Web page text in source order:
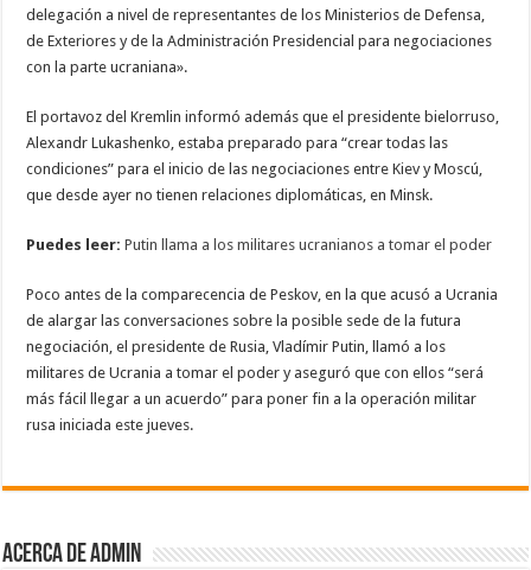
delegación a nivel de representantes de los Ministerios de Defensa,
de Exteriores y de la Administración Presidencial para negociaciones
con la parte ucraniana».
El portavoz del Kremlin informó además que el presidente bielorruso,
Alexandr Lukashenko, estaba preparado para “crear todas las
condiciones” para el inicio de las negociaciones entre Kiev y Moscú,
que desde ayer no tienen relaciones diplomáticas, en Minsk.
Puedes leer:Putin llama a los militares ucranianos a tomar el poder
Poco antes de la comparecencia de Peskov, en la que acusó a Ucrania
de alargar las conversaciones sobre la posible sede de la futura
negociación, el presidente de Rusia, Vladímir Putin, llamó a los
militares de Ucrania a tomar el poder y aseguró que con ellos “será
más fácil llegar a un acuerdo” para poner fin a la operación militar
rusa iniciada este jueves.
Acerca de admin